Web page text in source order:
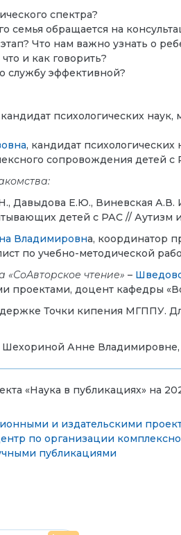
спектра?
семья обращается на
Что нам важно узнать о
и как говорить?
службу эффективной?
кандидат психологических
, кандидат
сопровождения детей с
Давыдова Е.Ю., Виневская А.В.
детей с РАС // Аутизм и
Владимировна, координатор
по учебно-методической
«СоАвторское чтение» –
доцент кафедры
Точки кипения МГППУ.
Шехориной Анне
«Наука в публикациях» на
и издательскими
по организации
публикациями